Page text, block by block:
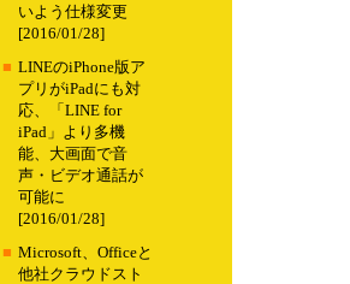
いよう仕様変更
[2016/01/28]
■ LINEのiPhone版ア
プリがiPadにも対
応、「LINE for
iPad」より多機
能、大画面で音
声・ビデオ通話が
可能に
[2016/01/28]
■ Microsoft、Officeと
他社クラウドスト